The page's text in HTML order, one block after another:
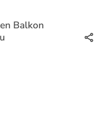
Balkon